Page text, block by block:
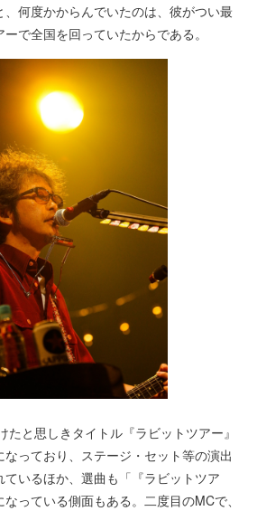
、何度かからんでいたのは、彼がつい最
で全国を回っていたからである。
と思しきタイトル『ラビットツアー』
っており、ステージ・セット等の演出
いるほか、選曲も「『ラビットツア
っている側面もある。二度目のMCで、